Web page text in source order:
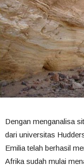
Dengan menganalisa
dari universitas
Emilia telah berhasil
Afrika sudah mulai